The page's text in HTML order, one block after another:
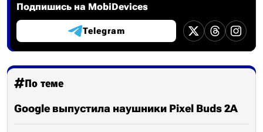
Подпишись на MobiDevices
Telegram
По теме
Google выпустила наушники Pixel Buds 2A